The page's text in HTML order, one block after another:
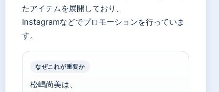
たアイテムを展開しており、
Instagramなどでプロモーションを行っていま
す。
なぜこれが重要か
松嶋尚美は、